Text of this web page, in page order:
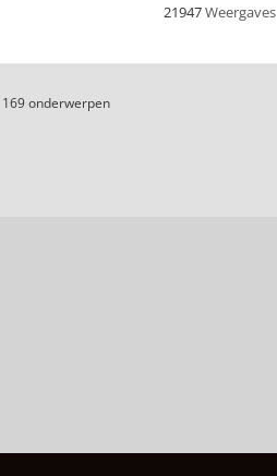
21947Weergaves
169 onderwerpen